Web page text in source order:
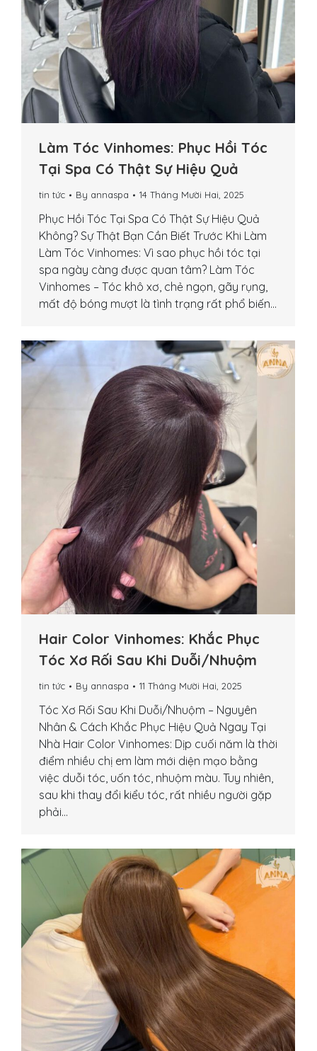
Làm Tóc Vinhomes: Phục Hồi Tóc
Tại Spa Có Thật Sự Hiệu Quả
tin tức By annaspa 14 Tháng Mười Hai, 2025
Phục Hồi Tóc Tại Spa Có Thật Sự Hiệu Quả
Không? Sự Thật Bạn Cần Biết Trước Khi Làm
Làm Tóc Vinhomes: Vì sao phục hồi tóc tại
spa ngày càng được quan tâm? Làm Tóc
Vinhomes – Tóc khô xơ, chẻ ngọn, gãy rụng,
mất độ bóng mượt là tình trạng rất phổ biến…
Hair Color Vinhomes: Khắc Phục
Tóc Xơ Rối Sau Khi Duỗi/Nhuộm
tin tức By annaspa 11 Tháng Mười Hai, 2025
Tóc Xơ Rối Sau Khi Duỗi/Nhuộm – Nguyên
Nhân & Cách Khắc Phục Hiệu Quả Ngay Tại
Nhà Hair Color Vinhomes: Dịp cuối năm là thời
điểm nhiều chị em làm mới diện mạo bằng
việc duỗi tóc, uốn tóc, nhuộm màu. Tuy nhiên,
sau khi thay đổi kiểu tóc, rất nhiều người gặp
phải…